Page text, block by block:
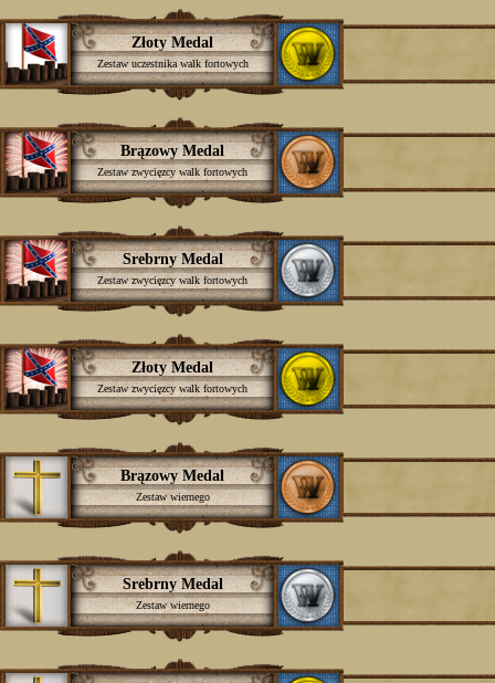
Złoty Medal
Zestaw uczestnika walk fortowych
Brązowy Medal
Zestaw zwycięzcy walk fortowych
Srebrny Medal
Zestaw zwycięzcy walk fortowych
Złoty Medal
Zestaw zwycięzcy walk fortowych
Brązowy Medal
Zestaw wiernego
Srebrny Medal
Zestaw wiernego